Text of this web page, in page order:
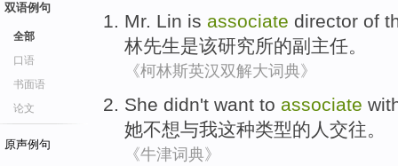
双语例句
全部
口语
书面语
论文
原声例句
Mr. Lin is associate director of
林先生是该研究所的副 主任。
《柯林斯英汉双解大词典》
She didn't want to associate
她不想与我这种类型的 人交往。
《牛津词典》